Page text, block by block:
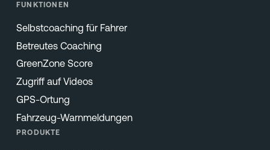
FUNKTIONEN
Selbstcoaching für Fahrer
Betreutes Coaching
GreenZone Score
Zugriff auf Videos
GPS-Ortung
Fahrzeug-Warnmeldungen
PRODUKTE